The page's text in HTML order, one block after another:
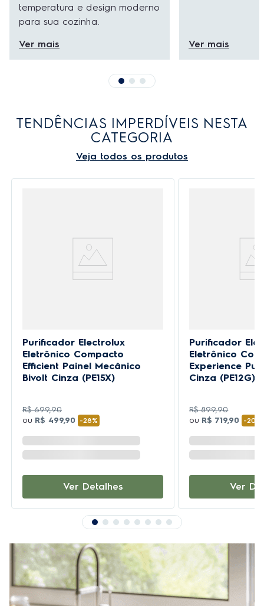
temperatura e design moderno
para sua cozinha.
Ver mais
Ver mais
TENDÊNCIAS IMPERDÍVEIS NESTA
CATEGORIA
Veja todos os produtos
Purificador Electrolux
Eletrônico Compacto
Efficient Painel Mecânico
Bivolt Cinza (PE15X)
R$ 699,90
ou R$ 499,90 -28%
Ver Detalhes
Purificador
Eletrônico
Experience
Cinza (PE12G)
R$ 899,90
ou R$ 719,90 -20%
Ver